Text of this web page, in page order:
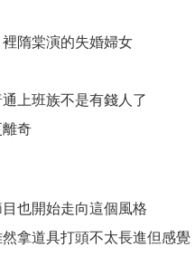
隋棠演的失婚婦女
上班族不是有錢人了
奇
也開始走向這個風格
拿道具打頭不太長進但感覺